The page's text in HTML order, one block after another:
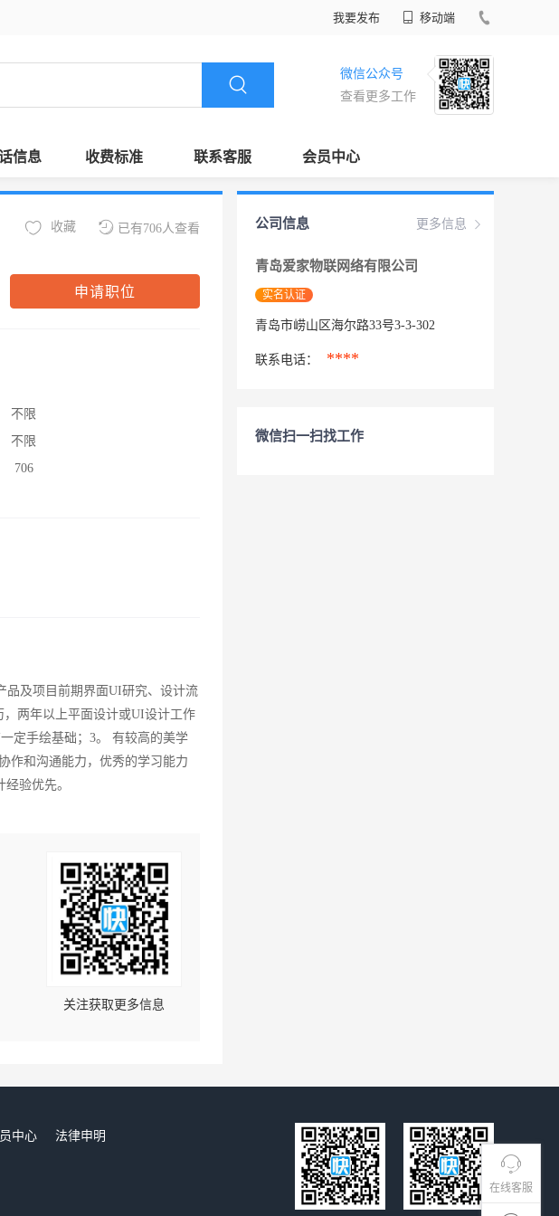
我要发布 移动端
微信公众号
查看更多工作
信息 收费标准 联系客服 会员中心
在线客服
已有706人查看
收藏
申请职位
不限
不限
706
品及项目前期界面UI研究、设计流
两年以上平面设计或UI设计工作
一定手绘基础；3。 有较高的美学
作和沟通能力，优秀的学习能力
验优先。
关注获取更多信息
更多信息
公司信息
青岛爱家物联网络有限公司
实名认证
青岛市崂山区海尔路33号3-3-302
联系电话： ****
微信扫一扫找工作
中心
法律申明